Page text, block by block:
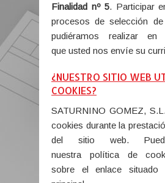
Finalidad nº 5. Participar
procesos de selección
pudiéramos realizar
que usted nos envíe su
¿NUESTRO SITIO WEB
COOKIES?
SATURNINO GOMEZ,
cookies durante la
del sitio web.
nuestra política de
sobre el enlace situado